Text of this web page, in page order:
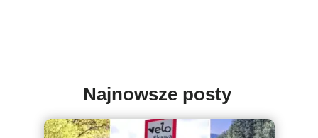
Najnowsze posty